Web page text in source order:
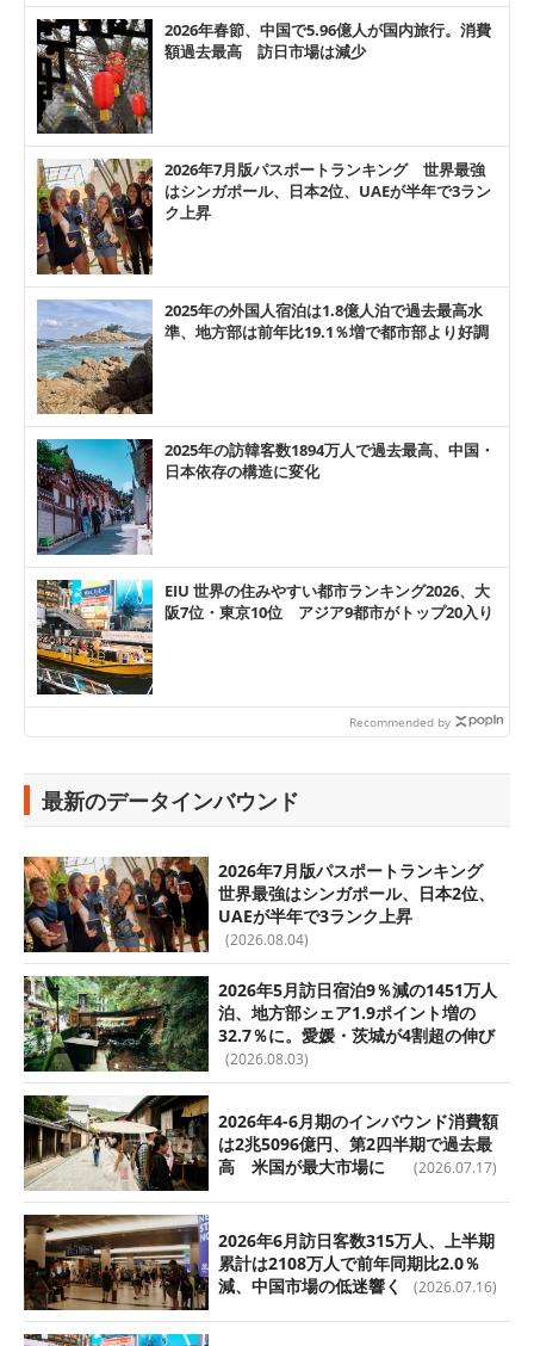
2026年春節、中国で5.96億人が国内旅行。消費
額過去最高 訪日市場は減少
2026年7月版パスポートランキング 世界最強
はシンガポール、日本2位、UAEが半年で3ラン
ク上昇
2025年の外国人宿泊は1.8億人泊で過去最高水
準、地方部は前年比19.1％増で都市部より好調
2025年の訪韓客数1894万人で過去最高、中国・
日本依存の構造に変化
EIU 世界の住みやすい都市ランキング2026、大
阪7位・東京10位 アジア9都市がトップ20入り
Recommended by
最新のデータインバウンド
2026年7月版パスポートランキング
世界最強はシンガポール、日本2位、
UAEが半年で3ランク上昇
(2026.08.04)
2026年5月訪日宿泊9％減の1451万人
泊、地方部シェア1.9ポイント増の
32.7％に。愛媛・茨城が4割超の伸び
(2026.08.03)
2026年4-6月期のインバウンド消費額
は2兆5096億円、第2四半期で過去最
高 米国が最大市場に
(2026.07.17)
2026年6月訪日客数315万人、上半期
累計は2108万人で前年同期比2.0％
減、中国市場の低迷響く
(2026.07.16)